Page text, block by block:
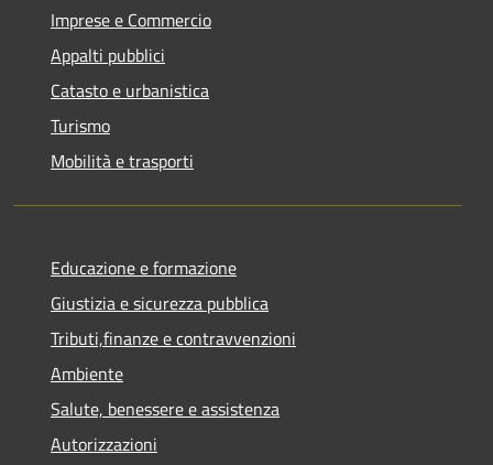
Imprese e Commercio
Appalti pubblici
Catasto e urbanistica
Turismo
Mobilità e trasporti
Educazione e formazione
Giustizia e sicurezza pubblica
Tributi,finanze e contravvenzioni
Ambiente
Salute, benessere e assistenza
Autorizzazioni